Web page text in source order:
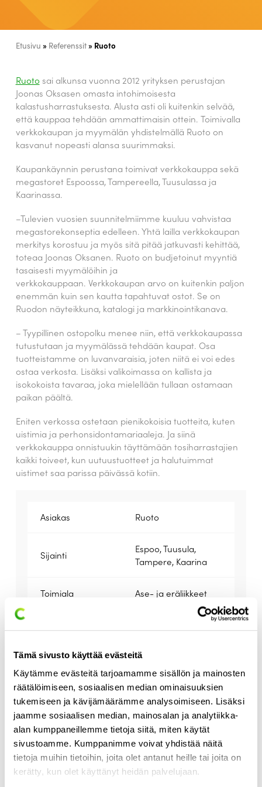
Tämä sivusto käyttää evästeitä
Käytämme evästeitä tarjoamamme sisällön ja mainosten
räätälöimiseen, sosiaalisen median ominaisuuksien
tukemiseen ja kävijämäärämme analysoimiseen. Lisäksi
jaamme sosiaalisen median, mainosalan ja analytiikka-
alan kumppaneillemme tietoja siitä, miten käytät
sivustoamme. Kumppanimme voivat yhdistää näitä
tietoja muihin tietoihin, joita olet antanut heille tai joita on
kerätty, kun olet käyttänyt heidän palvelujaan.
Etusivu » Referenssit» Ruoto
Ruoto sai alkunsa vuonna 2012 yrityksen perustajan
Joonas Oksasen omasta intohimoisesta
kalastusharrastuksesta. Alusta asti oli kuitenkin selvää,
että kauppaa tehdään ammattimaisin ottein. Toimivalla
verkkokaupan ja myymälän yhdistelmällä Ruoto on
kasvanut nopeasti alansa suurimmaksi.
Kaupankäynnin perustana toimivat verkkokauppa sekä
megastoret Espoossa, Tampereella, Tuusulassa ja
Kaarinassa.
–Tulevien vuosien suunnitelmiimme kuuluu vahvistaa
megastorekonseptia edelleen. Yhtä lailla verkkokaupan
merkitys korostuu ja myös sitä pitää jatkuvasti kehittää,
toteaa Joonas Oksanen. Ruoto on budjetoinut myyntiä
tasaisesti myymälöihin ja
verkkokauppaan. Verkkokaupan arvo on kuitenkin paljon
enemmän kuin sen kautta tapahtuvat ostot. Se on
Ruodon näyteikkuna, katalogi ja markkinointikanava.
– Tyypillinen ostopolku menee niin, että verkkokaupassa
tutustutaan ja myymälässä tehdään kaupat. Osa
tuotteistamme on luvanvaraisia, joten niitä ei voi edes
ostaa verkosta. Lisäksi valikoimassa on kallista ja
isokokoista tavaraa, joka mielellään tullaan ostamaan
paikan päältä.
Eniten verkossa ostetaan pienikokoisia tuotteita, kuten
uistimia ja perhonsidontamariaaleja. Ja siinä
verkkokauppa onnistuukin täyttämään tosiharrastajien
kaikki toiveet, kun uutuustuotteet ja halutuimmat
uistimet saa parissa päivässä kotiin.
Asiakas Ruoto
Sijainti
Espoo, Tuusula,
Tampere, Kaarina
Toimiala Ase- ja eräliikkeet
estelmä,
Tutustu ratkaisuun
Enemmän myyntiä, vähemmän
vaivaa